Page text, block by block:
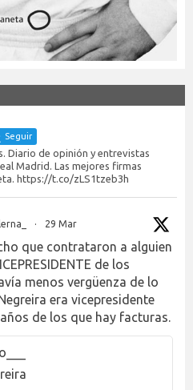
Seguir
Diario de opinión y entrevistas
Madrid. Las mejores firmas
https://t.co/zLS1tzeb3h
· 29 Mar
que contrataron a alguien
de los
menos vergüenza de lo
era vicepresidente
de los que hay facturas.